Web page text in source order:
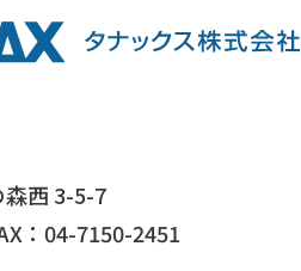
西 3-5-7
：04-7150-2451